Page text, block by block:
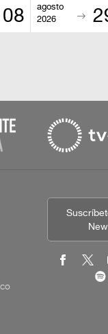
08
agosto
2026